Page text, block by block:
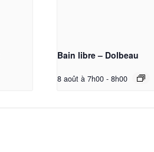
Bain libre – Dolbeau
8 août à 7h00 - 8h00